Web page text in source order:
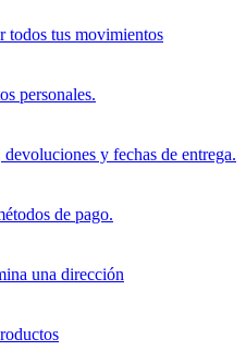
todos tus movimientos
personales.
y fechas de entrega.
de pago.
una dirección